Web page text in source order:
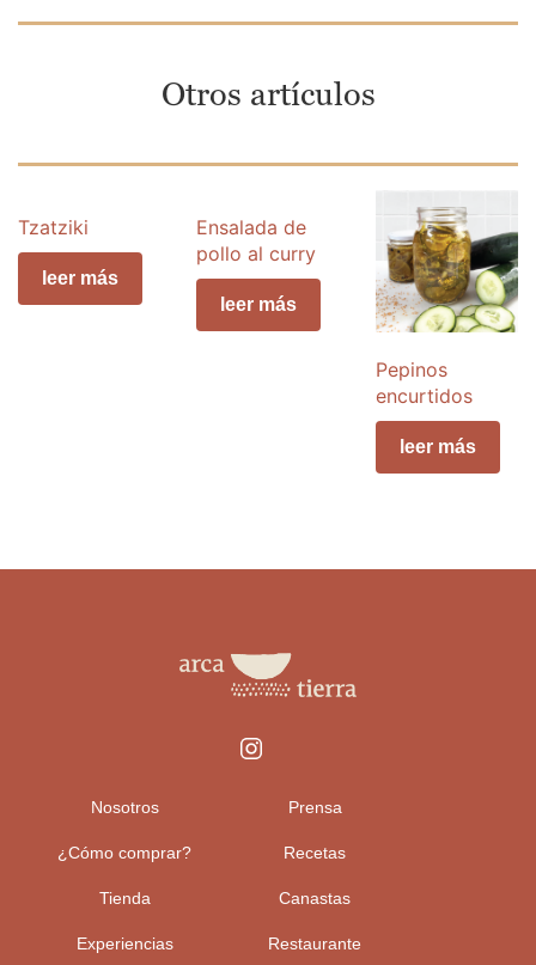
Otros artículos
Tzatziki
leer más
Ensalada de
pollo al curry
leer más
Pepinos
encurtidos
leer más
Nosotros Prensa
¿Cómo comprar? Recetas
Tienda Canastas
Experiencias Restaurante